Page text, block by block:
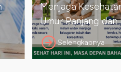
Menjaga
Umur Panjang
Selengkapnya